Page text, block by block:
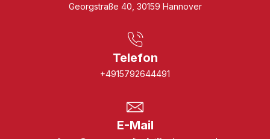
Georgstraße 40, 30159 Hannover
Telefon
+4915792644491
E-Mail